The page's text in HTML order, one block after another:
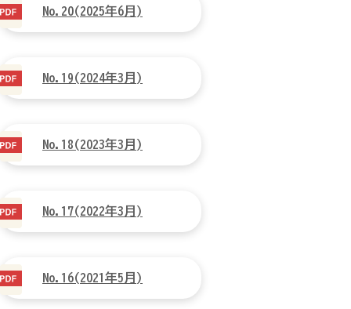
No.20(2025年6月)
No.19(2024年3月)
No.18(2023年3月)
No.17(2022年3月)
No.16(2021年5月)